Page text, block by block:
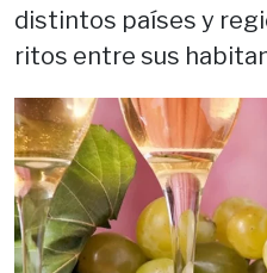
distintos países y
ritos entre sus